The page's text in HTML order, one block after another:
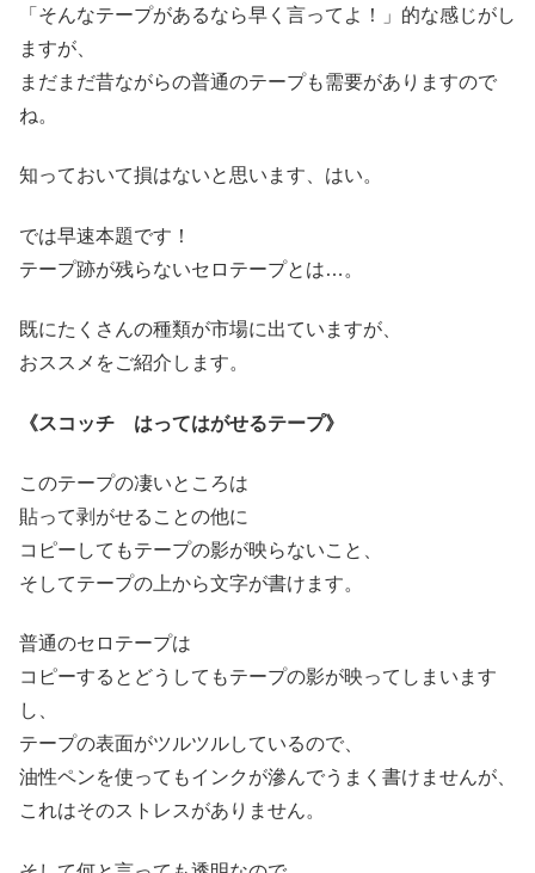
「そんなテープがあるなら早く言ってよ！」的な感じがし
ますが、
まだまだ昔ながらの普通のテープも需要がありますので
ね。
知っておいて損はないと思います、はい。
では早速本題です！
テープ跡が残らないセロテープとは…。
既にたくさんの種類が市場に出ていますが、
おススメをご紹介します。
《スコッチ はってはがせるテープ》
このテープの凄いところは
貼って剥がせることの他に
コピーしてもテープの影が映らないこと、
そしてテープの上から文字が書けます。
普通のセロテープは
コピーするとどうしてもテープの影が映ってしまいます
し、
テープの表面がツルツルしているので、
油性ペンを使ってもインクが滲んでうまく書けませんが、
これはそのストレスがありません。